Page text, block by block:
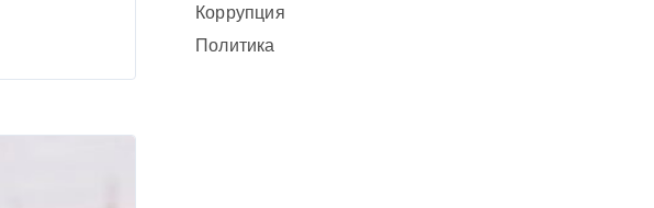
Коррупция
Политика